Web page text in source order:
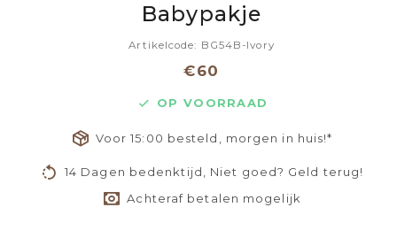
Babypakje
Artikelcode: BG54B-Ivory
€60
OP VOORRAAD
Voor 15:00 besteld, morgen in huis!*
14 Dagen bedenktijd, Niet goed? Geld terug!
Achteraf betalen mogelijk